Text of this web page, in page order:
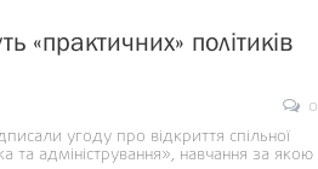
«практичних» політиків
0
угоду про відкриття спільної
та адміністрування», навчання за якою